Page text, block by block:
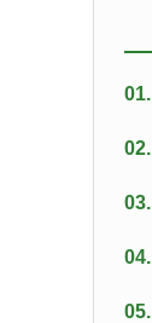
01.
02.
03.
04.
05.